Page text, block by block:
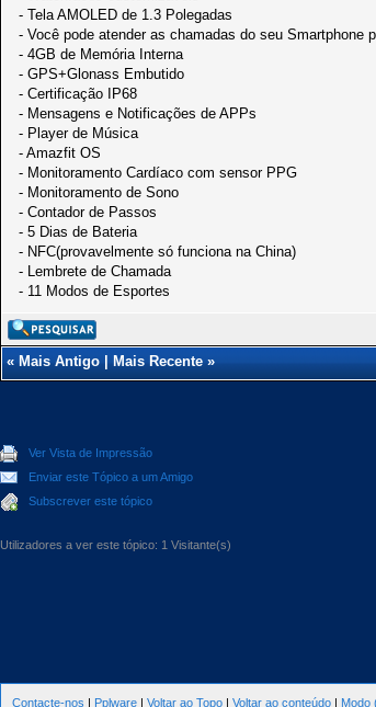
- Tela AMOLED de 1.3 Polegadas
- Você pode atender as chamadas do seu Smartphone
- 4GB de Memória Interna
- GPS+Glonass Embutido
- Certificação IP68
- Mensagens e Notificações de APPs
- Player de Música
- Amazfit OS
- Monitoramento Cardíaco com sensor PPG
- Monitoramento de Sono
- Contador de Passos
- 5 Dias de Bateria
- NFC(provavelmente só funciona na China)
- Lembrete de Chamada
- 11 Modos de Esportes
«Mais Antigo|Mais Recente»
Ver Vista de Impressão
Enviar este Tópico a um Amigo
Subscrever este tópico
Utilizadores a ver este tópico: 1 Visitante(s)
Contacte-nos | Pplware | Voltar ao Topo | Voltar ao conteúdo | Modo